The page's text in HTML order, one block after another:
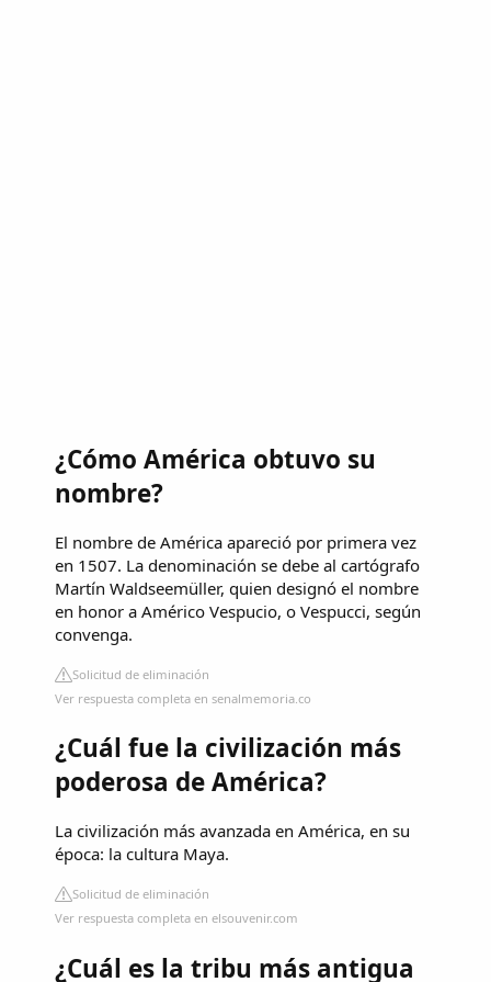
¿Cómo América obtuvo su
nombre?
El nombre de América apareció por primera vez
en 1507. La denominación se debe al cartógrafo
Martín Waldseemüller, quien designó el nombre
en honor a Américo Vespucio, o Vespucci, según
convenga.
Solicitud de eliminación
Ver respuesta completa en senalmemoria.co
¿Cuál fue la civilización más
poderosa de América?
La civilización más avanzada en América, en su
época: la cultura Maya.
Solicitud de eliminación
Ver respuesta completa en elsouvenir.com
¿Cuál es la tribu más antigua